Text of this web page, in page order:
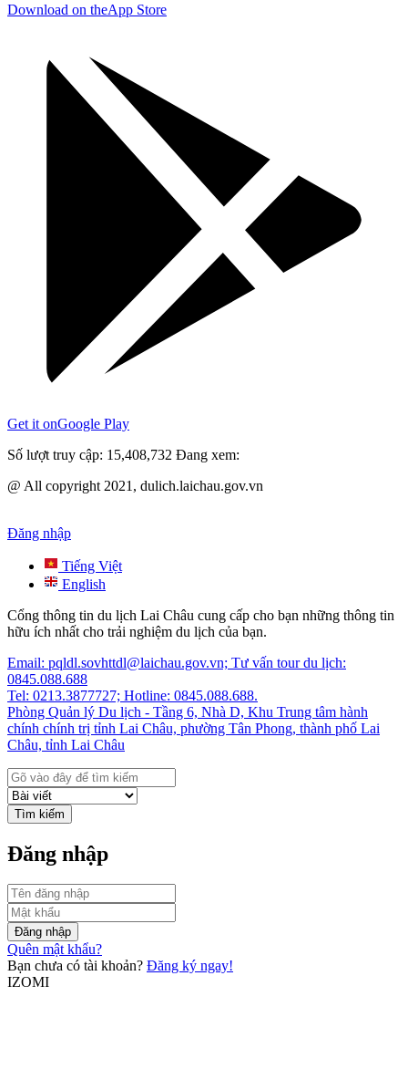
Download on theApp Store
Get it onGoogle Play
Số lượt truy cập: 15,408,732 Đang xem:
@ All copyright 2021, dulich.laichau.gov.vn
Đăng nhập
Tiếng Việt
English
Cổng thông tin du lịch Lai Châu cung cấp cho bạn những thông tin
hữu ích nhất cho trải nghiệm du lịch của bạn.
Email: pqldl.sovhttdl@laichau.gov.vn; Tư vấn tour du lịch:
0845.088.688
Tel: 0213.3877727; Hotline: 0845.088.688.
Phòng Quản lý Du lịch - Tầng 6, Nhà D, Khu Trung tâm hành
chính chính trị tỉnh Lai Châu, phường Tân Phong, thành phố Lai
Châu, tỉnh Lai Châu
Tìm kiếm
Đăng nhập
Đăng nhập
Quên mật khẩu?
Bạn chưa có tài khoản? Đăng ký ngay!
IZOMI